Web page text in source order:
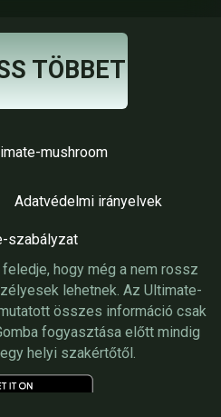
TÖBBET
mushroom
Adatvédelmi irányelvek
szabályzat
feledje, hogy még a nem rossz
lehetnek. Az Ultimate-
összes információ csak
fogyasztása előtt mindig
helyi szakértőtől.